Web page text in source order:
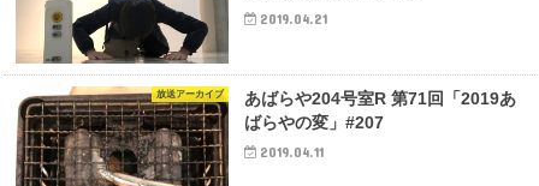
2019.04.21
放送アーカイブ
あばらや204号室R 第71回「2019あ
ばらやの変」#207
2019.04.11